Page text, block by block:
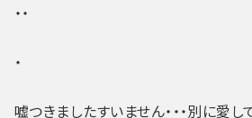
・・
・
嘘つきましたすいません・・・別に愛